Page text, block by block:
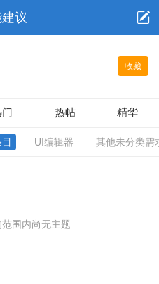
议
收藏
热帖 精华
UI编辑器 其他未分类需
围内尚无主题